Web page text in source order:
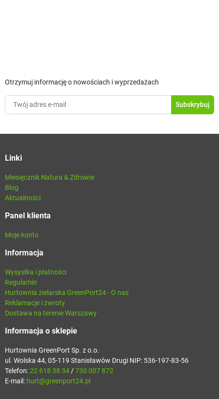
Otrzymuj informację o nowościach i wyprzedażach
Linki
Miesięcznik Natura & Zdrowie
Blog
Aktualności
Panel klienta
Moje konto
Informacja
Wysysłka i płatności
Regulamin
Hurtownia zielarska GreenPort24 - O nas
Reklamacje i zwroty
Dostawa na terenie Warszawy
Informacja o sklepie
Hurtownia GreenPort Sp. z o.o.
ul. Wolska 44, 05-119 Stanisławów Drugi NIP: 536-197-83-56
Telefon:22 618 38 34 /730 007 872
E-mail: hurt@greenport24.pl